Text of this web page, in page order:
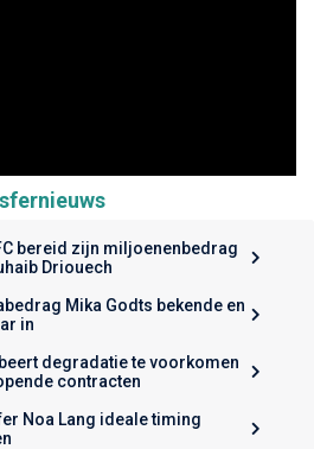
bereid zijn miljoenenbedrag
Driouech
Mika Godts bekende en
in
degradatie te voorkomen
contracten
Noa Lang ideale timing